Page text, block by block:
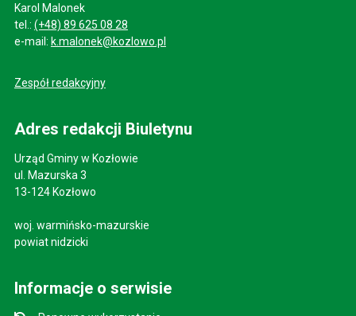
Karol Malonek
tel.: (+48) 89 625 08 28
e-mail: k.malonek@kozlowo.pl
Zespół redakcyjny
Adres redakcji Biuletynu
Urząd Gminy w Kozłowie
ul. Mazurska 3
13-124 Kozłowo
woj. warmińsko-mazurskie
powiat nidzicki
Informacje o serwisie